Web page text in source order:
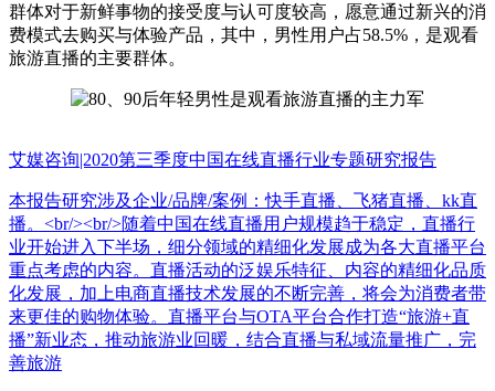
群体对于新鲜事物的接受度与认可度较高，愿意通过新兴的消
费模式去购买与体验产品，其中，男性用户占58.5%，是观看
旅游直播的主要群体。
艾媒咨询|2020第三季度中国在线直播行业专题研究报告
本报告研究涉及企业/品牌/案例：快手直播、飞猪直播、kk直
播。<br/><br/>随着中国在线直播用户规模趋于稳定，直播行
业开始进入下半场，细分领域的精细化发展成为各大直播平台
重点考虑的内容。直播活动的泛娱乐特征、内容的精细化品质
化发展，加上电商直播技术发展的不断完善，将会为消费者带
来更佳的购物体验。直播平台与OTA平台合作打造“旅游+直
播”新业态，推动旅游业回暖，结合直播与私域流量推广，完
善旅游